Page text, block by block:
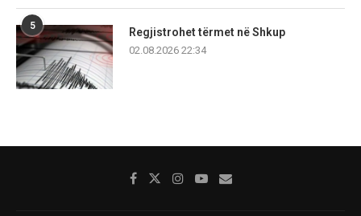
5
Regjistrohet tërmet në Shkup
02.08.2026 22:34